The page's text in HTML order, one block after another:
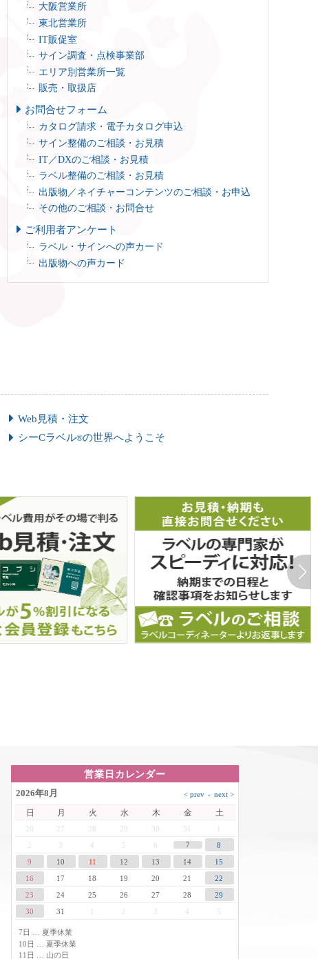
大阪営業所
東北営業所
IT販促室
サイン調査・点検事業部
エリア別営業所一覧
販売・取扱店
お問合せフォーム
カタログ請求・電子カタログ申込
サイン整備のご相談・お見積
IT／DXのご相談・お見積
ラベル整備のご相談・お見積
出版物／ネイチャーコンテンツのご相談・お申込
その他のご相談・お問合せ
ご利用者アンケート
ラベル・サインへの声カード
出版物への声カード
Web見積・注文
シーCラベル®の世界へようこそ
営業日カレンダー
2026年8月
日 月 火 水 木 金 土
26 27 28 29 30 31
1
3 4 5 6 7
8
9
10 11 12 13 14
15
16
17 18 19 20 21
22
23
24 25 26 27 28
29
30
31 1 3 4 5
7日 … 夏季休業
10日 … 夏季休業
11日 … 山の日